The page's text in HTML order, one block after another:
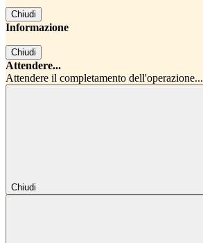
Chiudi
Informazione
Chiudi
Attendere...
Attendere il completamento dell'operazione...
Chiudi